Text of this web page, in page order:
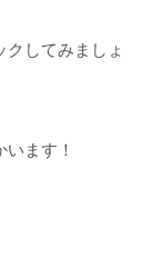
クしてみましょ
ます！